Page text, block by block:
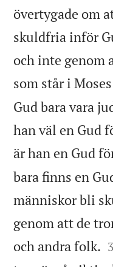
övertygade om
skuldfria inför
och inte genom
som står i
Gud bara vara
han väl en Gud
är han en Gud
bara finns en
människor bli
genom att de
och andra folk. 